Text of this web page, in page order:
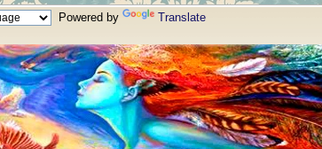
Powered by Translate